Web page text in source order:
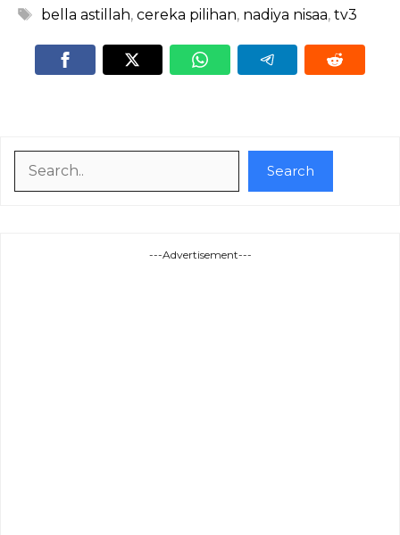
Tags
bella astillah, cereka pilihan, nadiya nisaa, tv3
Search
---Advertisement---